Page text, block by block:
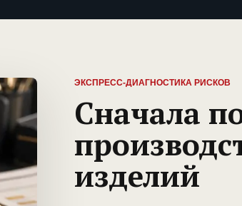
ЭКСПРЕСС-ДИАГНОСТИКА РИСКОВ
Сначала
изделий